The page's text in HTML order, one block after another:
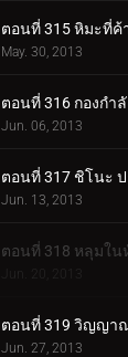
ตอนที่ 315 หิมะที่ค้
May. 30, 2013
ตอนที่ 316 กองก
Jun. 06, 2013
ตอนที่ 317 ชิโนะ
Jun. 13, 2013
ตอนที่ 318 หลุมใน
Jun. 20, 2013
ตอนที่ 319 วิญญา
Jun. 27, 2013